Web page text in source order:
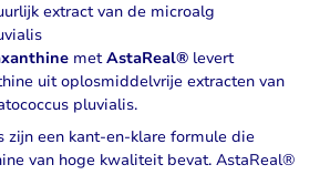
extract van de microalg
metAstaReal® levert
uit oplosmiddelvrije extracten van
pluvialis.
zijn een kant-en-klare formule die
van hoge kwaliteit bevat. AstaReal®